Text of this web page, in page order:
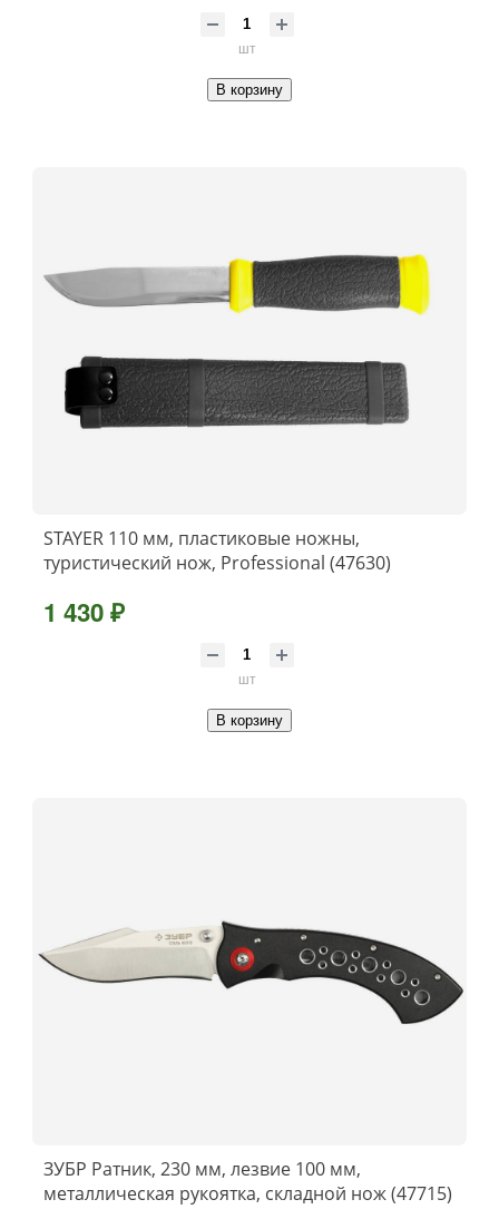
шт
В корзину
STAYER 110 мм, пластиковые ножны,
туристический нож, Professional (47630)
1 430 ₽
шт
В корзину
ЗУБР Ратник, 230 мм, лезвие 100 мм,
металлическая рукоятка, складной нож (47715)